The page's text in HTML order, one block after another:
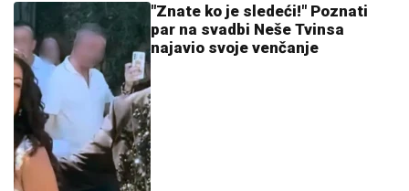
"Znate ko je sledeći!" Poznati
par na svadbi Neše Tvinsa
najavio svoje venčanje